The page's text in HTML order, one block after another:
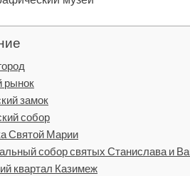
рынок
замок
собор
Святой Марии
собор святых Станислава и
квартал Казимеж